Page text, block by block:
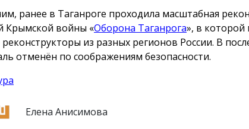
ранее в Таганроге проходила масштабная
Крымской войны «Оборона Таганрога», в
реконструкторы из разных регионов России. В
отменён по соображениям безопасности.
Елена Анисимова